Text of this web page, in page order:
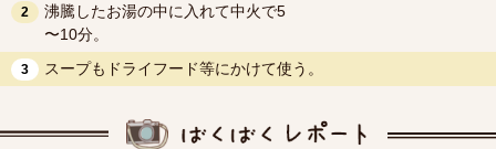
2
沸騰したお湯の中に入れて中火で5
〜10分。
3 スープもドライフード等にかけて使う。